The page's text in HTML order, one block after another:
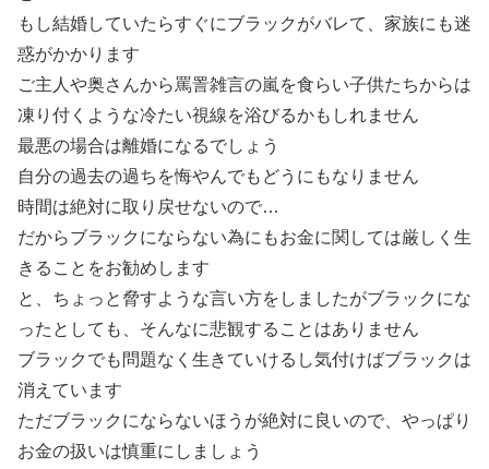
もし結婚していたらすぐにブラックがバレて、家族にも迷
惑がかかります
ご主人や奥さんから罵詈雑言の嵐を食らい子供たちからは
凍り付くような冷たい視線を浴びるかもしれません
最悪の場合は離婚になるでしょう
自分の過去の過ちを悔やんでもどうにもなりません
時間は絶対に取り戻せないので…
だからブラックにならない為にもお金に関しては厳しく生
きることをお勧めします
と、ちょっと脅すような言い方をしましたがブラックにな
ったとしても、そんなに悲観することはありません
ブラックでも問題なく生きていけるし気付けばブラックは
消えています
ただブラックにならないほうが絶対に良いので、やっぱり
お金の扱いは慎重にしましょう